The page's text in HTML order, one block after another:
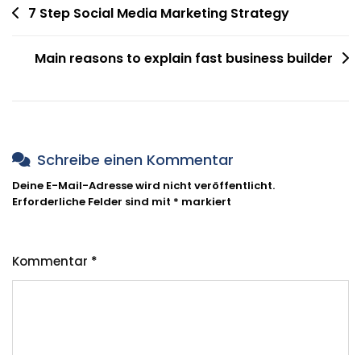
Beitragsnavigation
7 Step Social Media Marketing Strategy
Main reasons to explain fast business builder
Schreibe einen Kommentar
Deine E-Mail-Adresse wird nicht veröffentlicht.
Erforderliche Felder sind mit * markiert
Kommentar *